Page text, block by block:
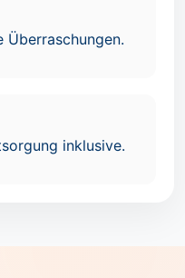
Überraschungen.
inklusive.